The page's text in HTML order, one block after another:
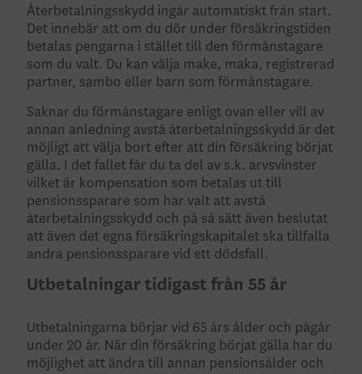
Återbetalningsskydd ingår automatiskt från start.
Det innebär att om du dör under försäkringstiden
betalas pengarna i stället till den förmånstagare
som du valt. Du kan välja make, maka, registrerad
partner, sambo eller barn som förmånstagare.
Saknar du förmånstagare enligt ovan eller vill av
annan anledning avstå återbetalningsskydd är det
möjligt att välja bort efter att din försäkring börjat
gälla. I det fallet får du ta del av s.k. arvsvinster
vilket är kompensation som betalas ut till
pensionssparare som har valt att avstå
återbetalningsskydd och på så sätt även beslutat
att även det egna försäkringskapitalet ska tillfalla
andra pensionssparare vid ett dödsfall.
Utbetalningar tidigast från 55 år
Utbetalningarna börjar vid 65 års ålder och pågår
under 20 år. När din försäkring börjat gälla har du
möjlighet att ändra till annan pensionsålder och